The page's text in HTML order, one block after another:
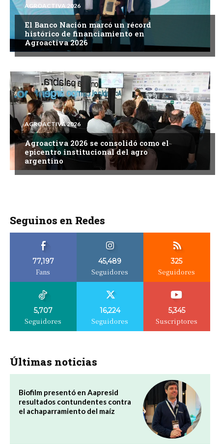
AGROACTIVA 2026
El Banco Nación marcó un récord
histórico de financiamiento en
Agroactiva 2026
AGROACTIVA 2026
Agroactiva 2026 se consolidó como el
epicentro institucional del agro
argentino
Seguinos en Redes
77,197
Fans
45,489
Seguidores
325
Seguidores
5,707
Seguidores
16,224
Seguidores
5,345
Suscriptores
Últimas noticias
Biofilm presentó en Aapresid
resultados contundentes contra
el achaparramiento del maíz